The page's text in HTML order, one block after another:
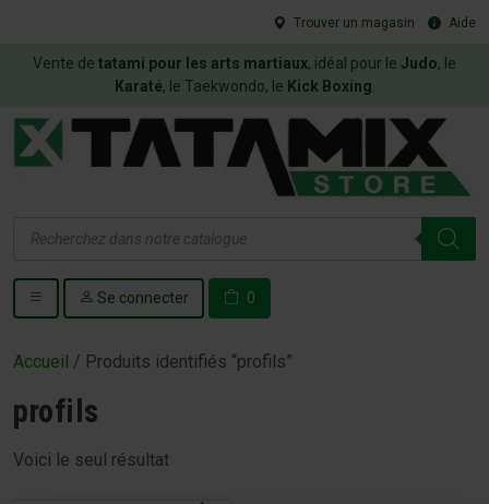
Trouver un magasin Aide
Vente de tatami pour les arts martiaux, idéal pour le Judo, le
Karaté, le Taekwondo, le Kick Boxing
de
Se connecter 0
Accueil / Produits identifiés “profils”
profils
Voici le seul résultat